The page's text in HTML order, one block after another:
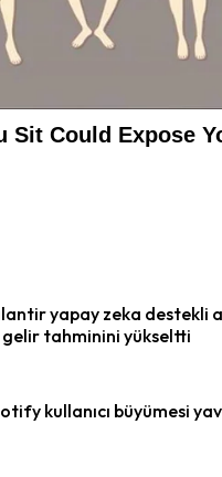
yapay zeka destekli
gelir tahminini yükseltti
kullanıcı büyümesi